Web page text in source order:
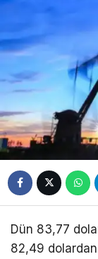
Dün 83,77
82,49